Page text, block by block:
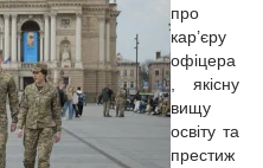
про
кар’єру
офіцера
, якісну
вищу
освіту та
престиж